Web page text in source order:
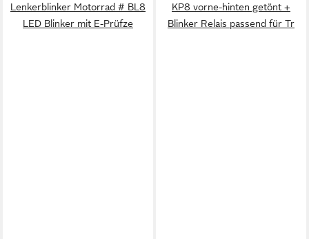
Lenkerblinker Motorrad # BL8
LED Blinker mit E-Prüfze
KP8 vorne-hinten getönt +
Blinker Relais passend für Tr